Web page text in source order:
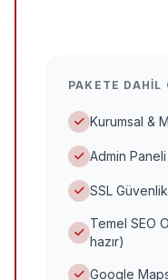
PAKETE DAHIL
Kurumsal &
Admin
SSL
Temel SEO
hazır)
Google